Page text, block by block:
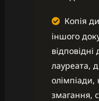
Копія
іншого
лауреата,
олімпіади,
змагання,